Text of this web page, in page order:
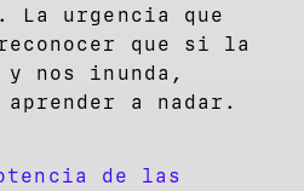
urgencia que
que si la
y nos inunda,
aprender a nadar.
de las